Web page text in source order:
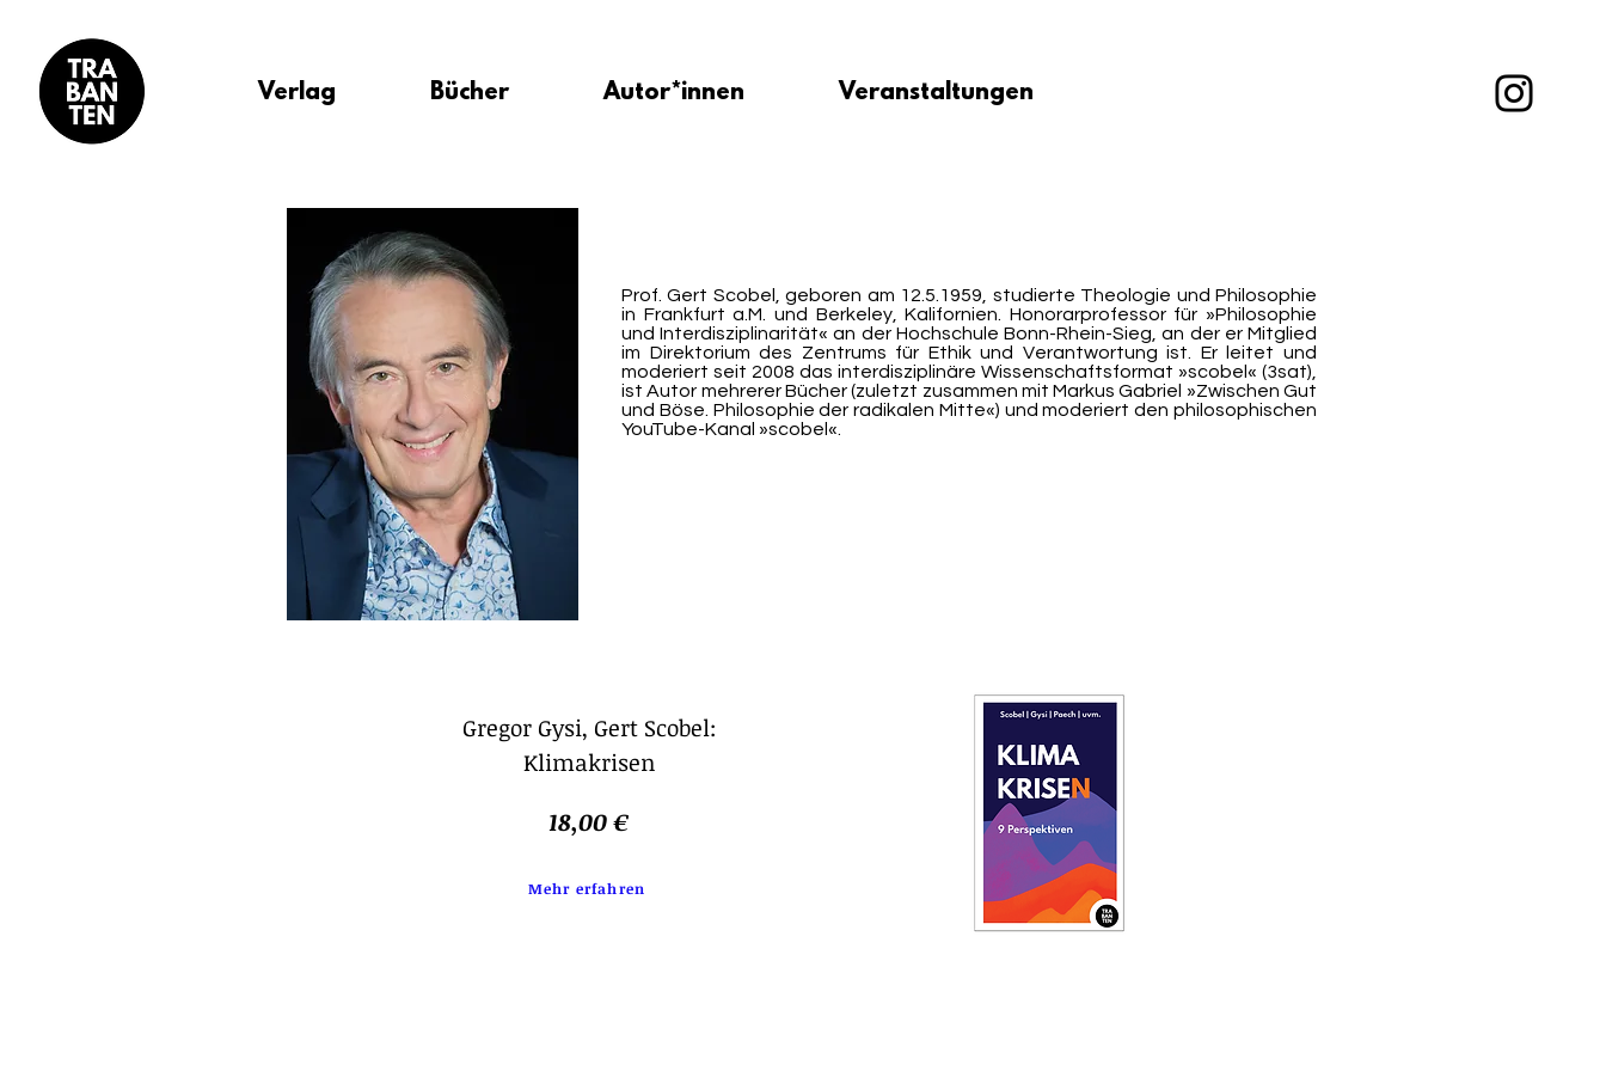
Verlag Bücher Autor*innen Veranstaltungen
Prof. Gert Scobel, geboren am 12.5.1959, studierte Theologie und Philosophie
in Frankfurt a.M. und Berkeley, Kalifornien. Honorarprofessor für »Philosophie
und Interdisziplinarität« an der Hochschule Bonn-Rhein-Sieg, an der er Mitglied
im Direktorium des Zentrums für Ethik und Verantwortung ist. Er leitet und
moderiert seit 2008 das interdisziplinäre Wissenschaftsformat »scobel« (3sat),
ist Autor mehrerer Bücher (zuletzt zusammen mit Markus Gabriel »Zwischen Gut
und Böse. Philosophie der radikalen Mitte«) und moderiert den philosophischen
YouTube-Kanal »scobel«.
Gregor Gysi, Gert Scobel:
Klimakrisen
18,00 €
Mehr erfahren